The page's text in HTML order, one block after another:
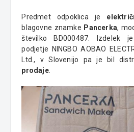
Predmet odpoklica je
blagovne znamke Pancerka,
številko BD000487. Izdelek
podjetje NINGBO AOBAO
Ltd., v Slovenijo pa je bil
prodaje.